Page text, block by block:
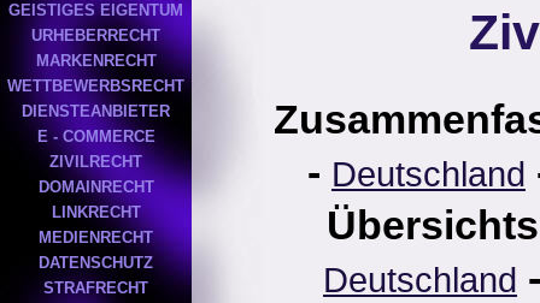
GEISTIGES EIGENTUM
URHEBERRECHT
MARKENRECHT
WETTBEWERBSRECHT
DIENSTEANBIETER
E - COMMERCE
ZIVILRECHT
DOMAINRECHT
LINKRECHT
MEDIENRECHT
DATENSCHUTZ
STRAFRECHT
- Deutschland
Deutschland